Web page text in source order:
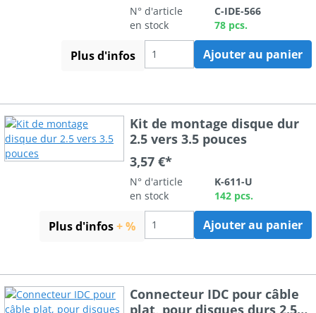
N° d'article
C-IDE-566
en stock
78 pcs.
Plus d'infos Ajouter au panier
Kit de montage disque dur
2.5 vers 3.5 pouces
3,57 €*
N° d'article
K-611-U
en stock
142 pcs.
Plus d'infos+ % Ajouter au panier
Connecteur IDC pour câble
plat, pour disques durs 2.5"